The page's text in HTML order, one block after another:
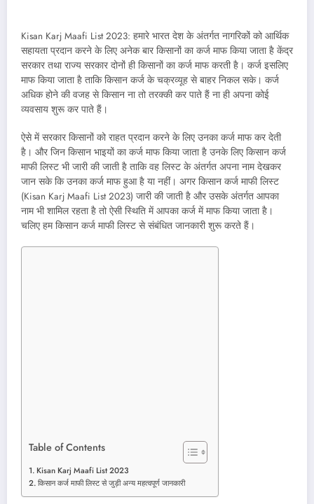
Kisan Karj Maafi List 2023: हमारे भारत देश के अंतर्गत नागरिकों को आर्थिक
सहायता प्रदान करने के लिए अनेक बार किसानों का कर्ज माफ किया जाता है केंद्र
सरकार तथा राज्य सरकार दोनों ही किसानों का कर्ज माफ करती है। कर्ज इसलिए
माफ किया जाता है ताकि किसान कर्ज के चक्रव्यूह से बाहर निकल सके। कर्ज
अधिक होने की वजह से किसान ना तो तरक्की कर पाते हैं ना ही अपना कोई
व्यवसाय शुरू कर पाते हैं।
ऐसे में सरकार किसानों को राहत प्रदान करने के लिए उनका कर्ज माफ कर देती
है। और जिन किसान भाइयों का कर्ज माफ किया जाता है उनके लिए किसान कर्ज
माफी लिस्ट भी जारी की जाती है ताकि वह लिस्ट के अंतर्गत अपना नाम देखकर
जान सके कि उनका कर्ज माफ हुआ है या नहीं। अगर किसान कर्ज माफी लिस्ट
(Kisan Karj Maafi List 2023) जारी की जाती है और उसके अंतर्गत आपका
नाम भी शामिल रहता है तो ऐसी स्थिति में आपका कर्ज में माफ किया जाता है।
चलिए हम किसान कर्ज माफी लिस्ट से संबंधित जानकारी शुरू करते हैं।
Table of Contents
Kisan Karj Maafi List 2023
किसान कर्ज माफी लिस्ट से जुड़ी अन्य महत्वपूर्ण जानकारी